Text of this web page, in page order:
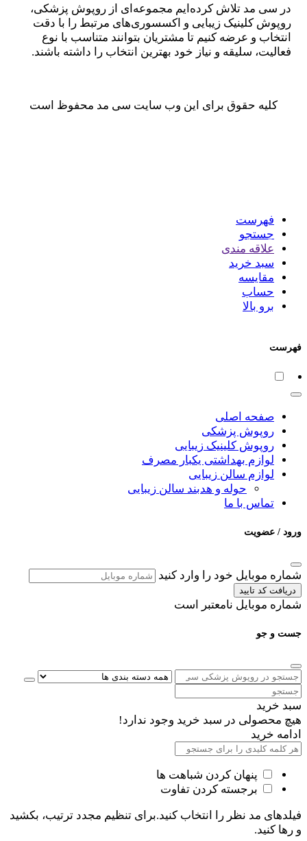
در سی مد تلاش کرده‌ایم مجموعه‌ای از روپوش پزشکی،
روپوش کلینیک زیبایی و اکسسوری‌های مرتبط را با دقت
انتخاب و عرضه کنیم تا مشتریان بتوانند متناسب با نوع
فعالیت، سلیقه و نیاز خود بهترین انتخاب را داشته باشند.
کلیه حقوق برای این وب سایت سی مد محفوظ است
فهرست
جستجو
علاقه مندی
سبد خرید
مقایسه
حساب
برو بالا
فهرست
صفحه اصلی
روپوش پزشکی
روپوش کلینیک زیبایی
لوازم بهداشتی یکبار مصرف
لوازم سالن زیبایی
حوله و هدبند سالن زیبایی
تماس با ما
ورود / عضویت
شماره موبایل خود را وارد کنید
دریافت کد تایید
شماره موبایل نامعتبر است
جست و جو
سبد خرید
هیچ محصولی در سبد خرید وجود ندارد!
ادامه خرید
پنهان کردن شباهت ها
برجسته کردن تفاوت
فیلدهای مد نظر را انتخاب کنید.برای تنظیم مجدد ترتیب، بکشید
و رها کنید.